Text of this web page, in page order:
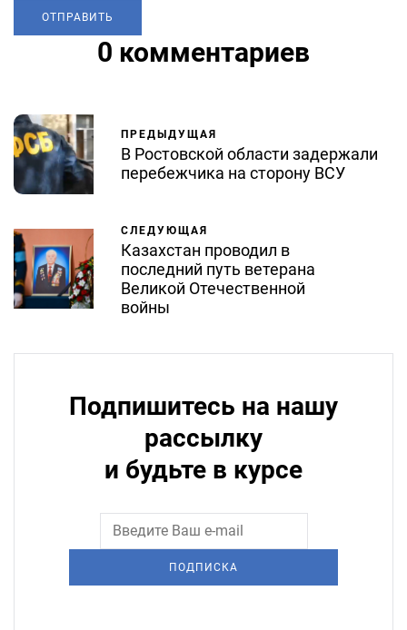
0 комментариев
ПРЕДЫДУЩАЯ
В Ростовской области задержали
перебежчика на сторону ВСУ
СЛЕДУЮЩАЯ
Казахстан проводил в
последний путь ветерана
Великой Отечественной
войны
Подпишитесь на нашу
рассылку
и будьте в курсе
ПОДПИСКА